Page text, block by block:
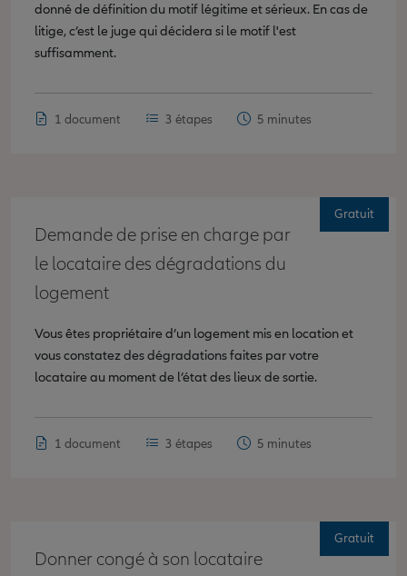
donné de définition du motif légitime et sérieux. En cas de
litige, c’est le juge qui décidera si le motif l'est
suffisamment.
1 document 3 étapes 5 minutes
Demande de prise en charge par
le locataire des dégradations du
logement
Vous êtes propriétaire d’un logement mis en location et
vous constatez des dégradations faites par votre
locataire au moment de l’état des lieux de sortie.
1 document 3 étapes 5 minutes
Gratuit
Donner congé à son locataire
Gratuit